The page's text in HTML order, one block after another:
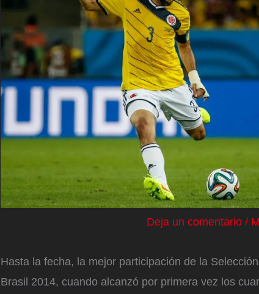
Deja un comentario /
Hasta la fecha, la mejor participación de la
Brasil 2014, cuando alcanzó por primera vez los